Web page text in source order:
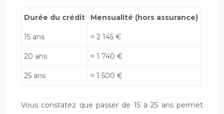
Durée du crédit Mensualité (hors assurance)
15 ans ≈ 2 145 €
20 ans ≈ 1 740 €
25 ans ≈ 1 500 €
Vous constatez que passer de 15 à 25 ans permet